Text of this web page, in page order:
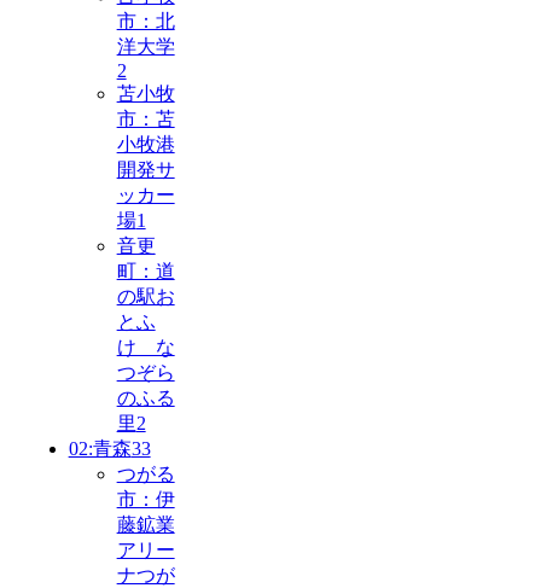
市：北
洋大学
2
苫小牧
市：苫
小牧港
開発サ
ッカー
場1
音更
町：道
の駅お
とふ
け な
つぞら
のふる
里2
02:青森33
つがる
市：伊
藤鉱業
アリー
ナつが